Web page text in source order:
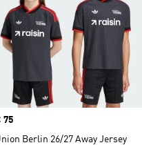
75
Berlin 26/27 Away Jersey